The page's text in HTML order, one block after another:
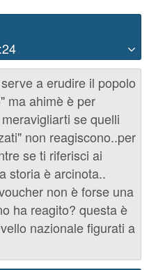
a erudire il popolo
ma ahimè è per
se quelli
non reagiscono..per
se ti riferisci ai
storia è arcinota..
non è forse una
ha reagito? questa è
nazionale figurati a